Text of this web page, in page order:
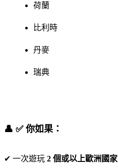
荷蘭
比利時
丹麥
瑞典
👤 ✅ 你如果：
✔ 一次遊玩 2 個或以上歐洲國家